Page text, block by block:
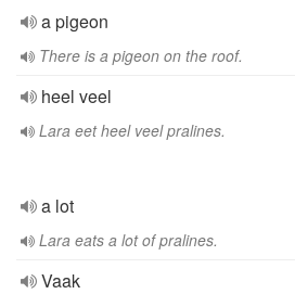
a pigeon
There is a pigeon on the roof.
heel veel
Lara eet heel veel pralines.
a lot
Lara eats a lot of pralines.
Vaak